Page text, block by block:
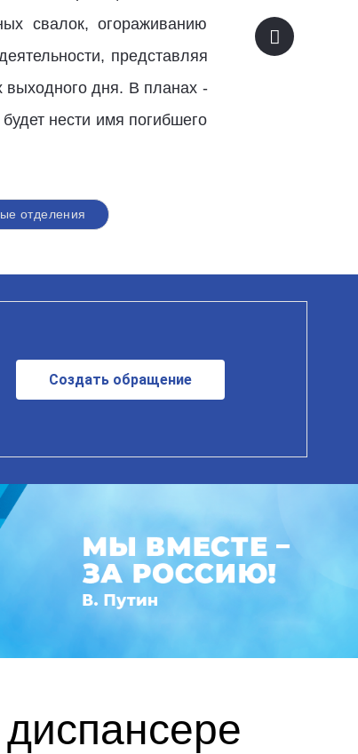
свалок, огораживанию
представляя
выходного дня. В планах -
нести имя погибшего
отделения
Создать обращение